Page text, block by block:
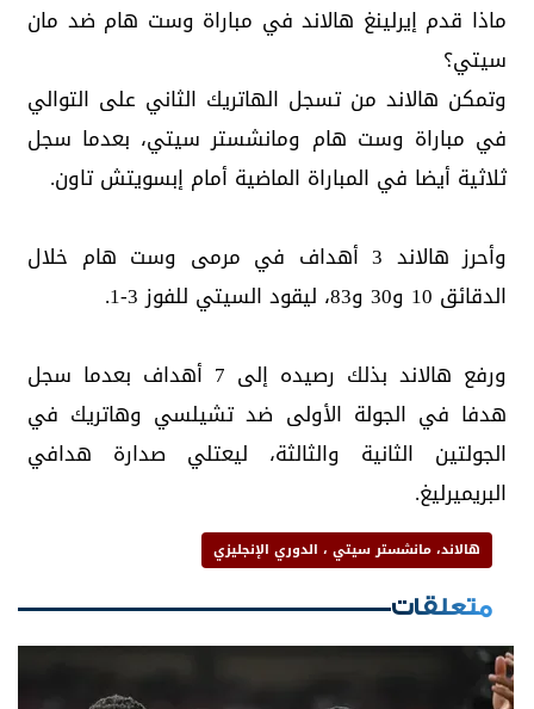
ماذا قدم إيرلينغ هالاند في مباراة وست هام ضد مان
سيتي؟
وتمكن هالاند من تسجل الهاتريك الثاني على التوالي
في مباراة وست هام ومانشستر سيتي، بعدما سجل
ثلاثية أيضا في المباراة الماضية أمام إبسويتش تاون.
وأحرز هالاند 3 أهداف في مرمى وست هام خلال
الدقائق 10 و30 و83، ليقود السيتي للفوز 3-1.
ورفع هالاند بذلك رصيده إلى 7 أهداف بعدما سجل
هدفا في الجولة الأولى ضد تشيلسي وهاتريك في
الجولتين الثانية والثالثة، ليعتلي صدارة هدافي
البريميرليغ.
هالاند، مانشستر سيتي ، الدوري الإنجليزي
متعلقات